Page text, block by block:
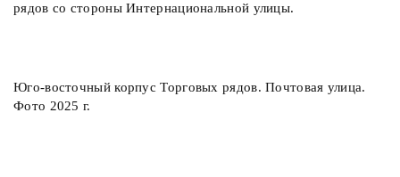
рядов со стороны Интернациональной улицы.
Юго-восточный корпус Торговых рядов. Почтовая улица.
Фото 2025 г.